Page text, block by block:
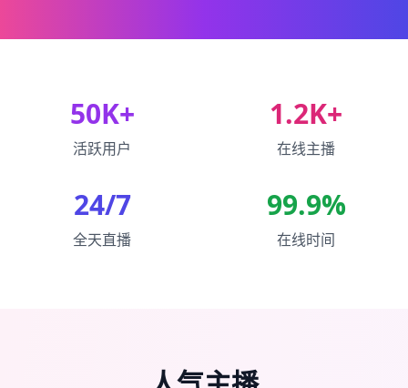
50K+
活跃用户
1.2K+
在线主播
24/7
全天直播
99.9%
在线时间